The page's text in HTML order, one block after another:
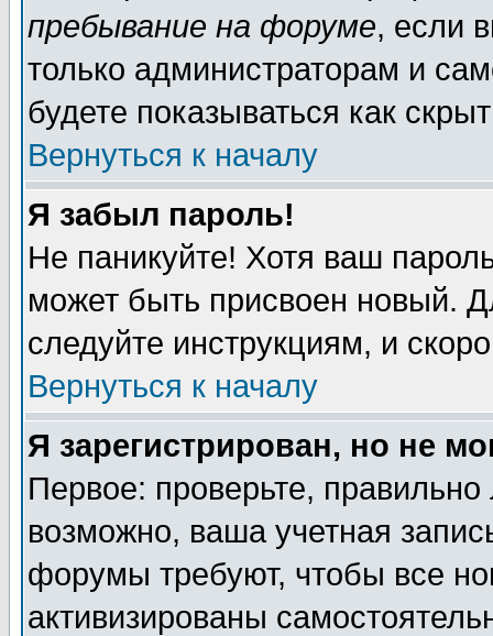
пребывание на форуме, если
только администраторам и
будете показываться как
Вернуться к началу
Я забыл пароль!
Не паникуйте! Хотя ваш
может быть присвоен новый.
следуйте инструкциям, и
Вернуться к началу
Я зарегистрирован, но не
Первое: проверьте,
возможно, ваша учетная
форумы требуют, чтобы все
активизированы